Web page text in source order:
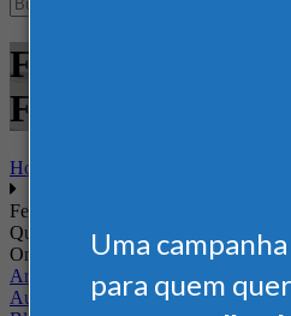
Uma
para quem
Feiras - FIDAM
Feira Nacional -
Home
Feiras
Quando
Onde
Arena Jaguariuna
Auditório Albano Franco - FIEPA